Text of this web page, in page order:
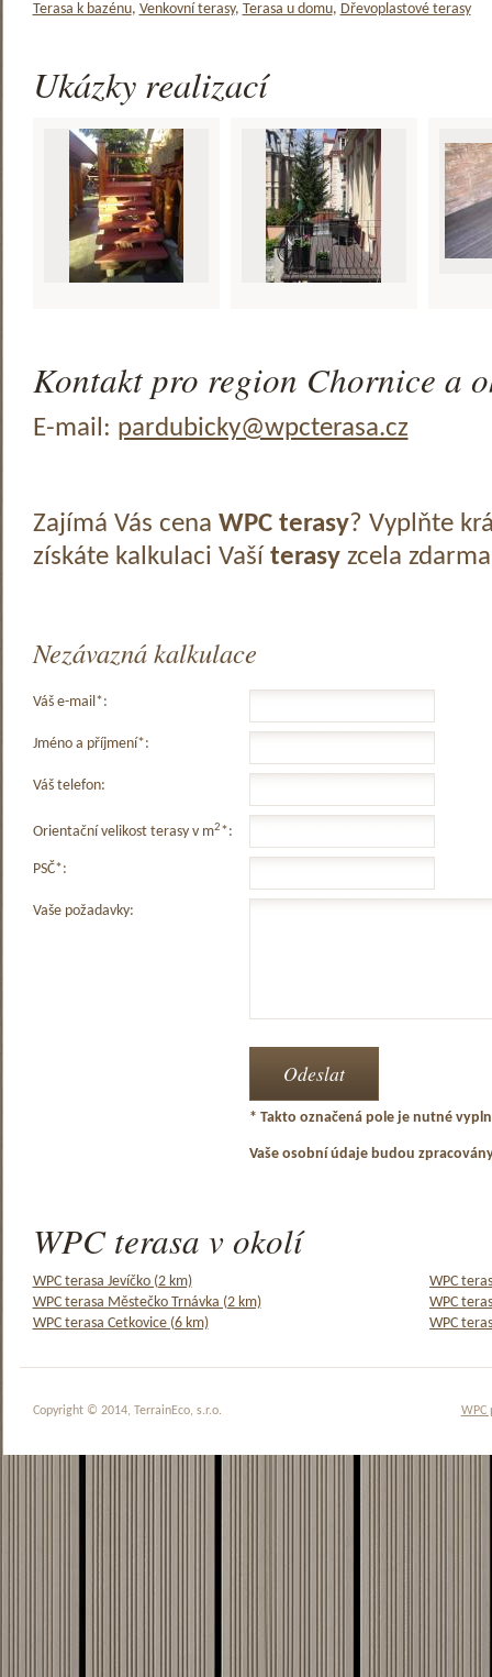
Terasa k bazénu, Venkovní terasy, Terasa u domu, Dřevoplastové terasy
Ukázky realizací
Kontakt pro region Chornice a
E-mail: pardubicky@wpcterasa.cz
Zajímá Vás cena WPC terasy? Vyplňte
získáte kalkulaci Vaší terasyzcela
Nezávazná kalkulace
Váš e-mail*:
Jméno a příjmení*:
Váš telefon:
Orientační velikost terasy v m2*:
PSČ*:
Vaše požadavky:
* Takto označená pole je nutné
Vaše osobní údaje budou
WPC terasa v okolí
WPC terasa Jevíčko (2 km)
WPC
WPC terasa Městečko Trnávka (2 km)
WPC
WPC terasa Cetkovice (6 km)
WPC
WPC
Copyright © 2014, TerrainEco, s.r.o.